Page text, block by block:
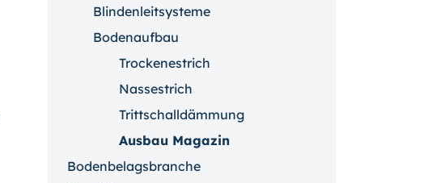
Blindenleitsysteme
Bodenaufbau
Trockenestrich
Nassestrich
Trittschalldämmung
Ausbau Magazin
Bodenbelagsbranche